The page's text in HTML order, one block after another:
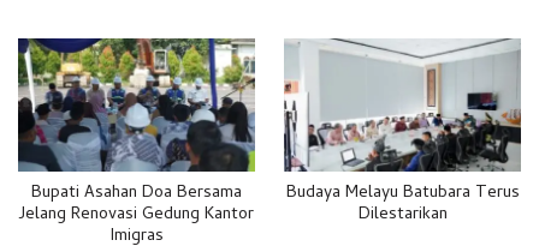
Bupati Asahan Doa Bersama
Jelang Renovasi Gedung Kantor
Imigras
Budaya Melayu Batubara Terus
Dilestarikan